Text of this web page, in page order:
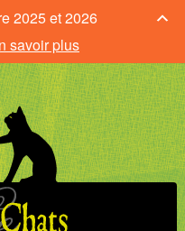
2025 et 2026
savoir plus